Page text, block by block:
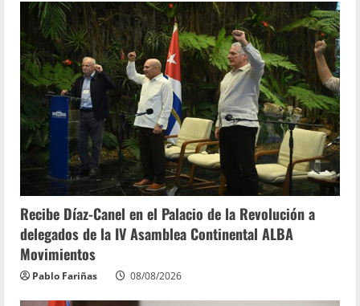
Inicia primer ministro de Namibia visita a
Cuba
08/08/2026
4
Díaz-Canel participa en la IV Asamblea
Continental ALBA Movimientos en La
Habana
07/08/2026
5
Crisis del orden mundial y resistencia
Continental de ALBA Movimientos
Recibe Díaz-Canel en el Palacio de la Revolución a
delegados de la IV Asamblea Continental ALBA
Movimientos
Pablo Fariñas 08/08/2026